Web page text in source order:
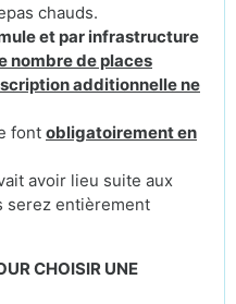
chauds.
et par infrastructure
nombre de places
additionnelle ne
font obligatoirement en
avoir lieu suite aux
serez entièrement
CHOISIR UNE